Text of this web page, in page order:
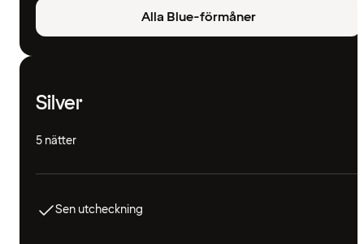
Alla Blue-förmåner
Silver
5 nätter
Sen utcheckning